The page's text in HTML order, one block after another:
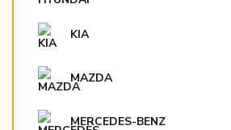
KIA
MAZDA
MERCEDES-BENZ